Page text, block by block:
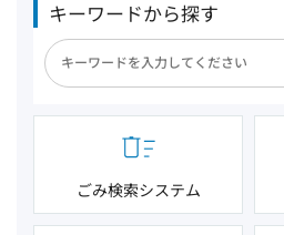
キーワードから探す
ごみ検索システム